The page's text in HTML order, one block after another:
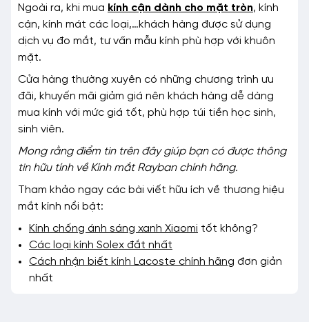
Ngoài ra, khi mua kính cận dành cho mặt tròn, kính
cận, kính mát các loại,…khách hàng được sử dụng
dịch vụ đo mắt, tư vấn mẫu kính phù hợp với khuôn
mặt.
Cửa hàng thường xuyên có những chương trình ưu
đãi, khuyến mãi giảm giá nên khách hàng dễ dàng
mua kính với mức giá tốt, phù hợp túi tiền học sinh,
sinh viên.
Mong rằng điểm tin trên đây giúp bạn có được thông
tin hữu tính về Kính mắt Rayban chính hãng.
Tham khảo ngay các bài viết hữu ích về thương hiệu
mắt kính nổi bật:
Kính chống ánh sáng xanh Xiaomi tốt không?
Các loại kính Solex đắt nhất
Cách nhận biết kính Lacoste chính hãng đơn giản
nhất